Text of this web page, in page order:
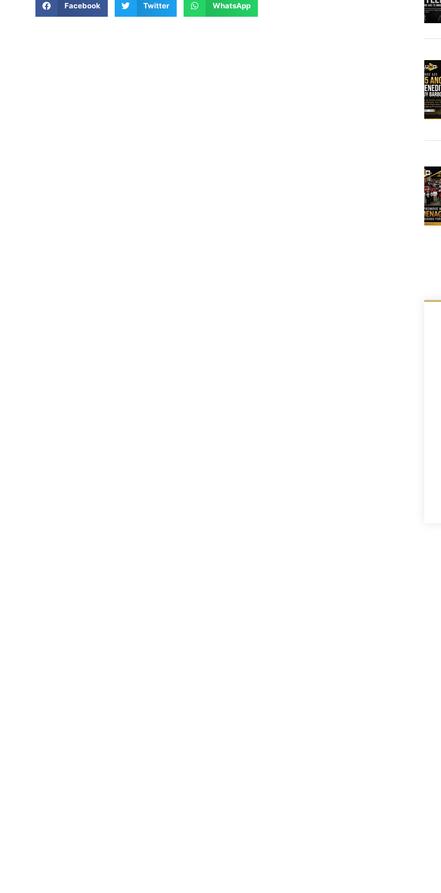
Facebook Twitter WhatsApp